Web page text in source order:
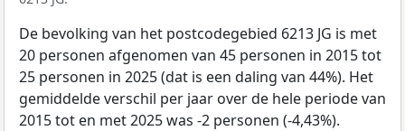
De bevolking van het postcodegebied 6213 JG is met
20 personen afgenomen van 45 personen in 2015 tot
25 personen in 2025 (dat is een daling van 44%). Het
gemiddelde verschil per jaar over de hele periode van
2015 tot en met 2025 was -2 personen (-4,43%).